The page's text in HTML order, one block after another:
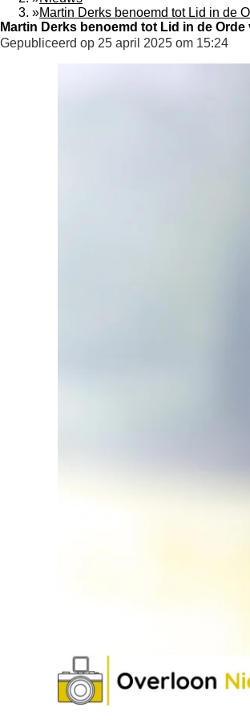
»Martin Derks benoemd tot Lid in de
Martin Derks benoemd tot Lid in de Orde
Gepubliceerd op 25 april 2025 om 15:24